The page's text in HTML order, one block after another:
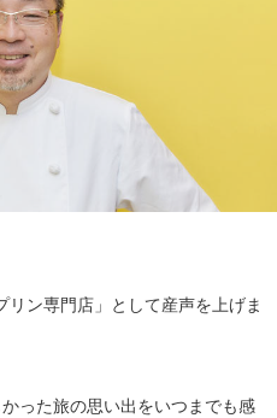
ン専門店」として産声を上げま
った旅の思い出をいつまでも感